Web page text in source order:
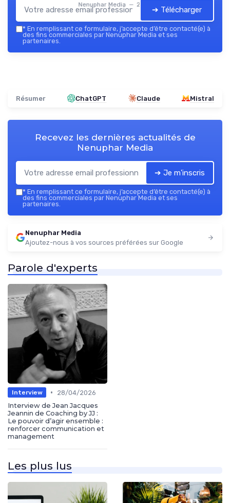
Nenuphar Media — 2026
➔ Télécharger
* En remplissant ce formulaire, j’accepte d’être contacté(e) à
des fins commerciales par Nenuphar Media et ses
partenaires.
Résumer ChatGPT Claude Mistral
Recevez les dernières actualités de
Nenuphar Media
➔ Je m'inscris
* En remplissant ce formulaire, j’accepte d’être contacté(e) à
des fins commerciales par Nenuphar Media et ses
partenaires.
Nenuphar Media
Ajoutez-nous à vos sources préférées sur Google
Parole d'experts
Interview •
28/04/2026
Interview de Jean Jacques
Jeannin de Coaching by JJ :
Le pouvoir d’agir ensemble :
renforcer communication et
management
Les plus lus